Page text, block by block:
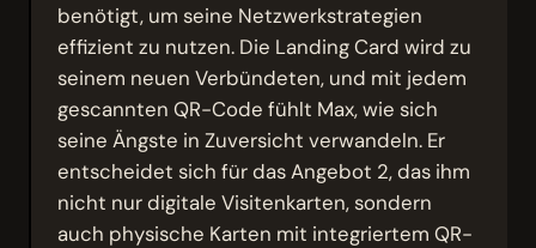
benötigt, um seine Netzwerkstrategien
effizient zu nutzen. Die Landing Card wird zu
seinem neuen Verbündeten, und mit jedem
gescannten QR-Code fühlt Max, wie sich
seine Ängste in Zuversicht verwandeln. Er
entscheidet sich für das Angebot 2, das ihm
nicht nur digitale Visitenkarten, sondern
auch physische Karten mit integriertem QR-